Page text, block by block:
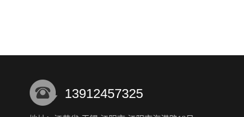
13912457325